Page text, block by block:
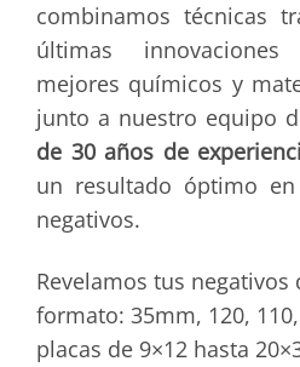
combinamos técnicas
últimas
mejores químicos y
junto a nuestro equipo
de 30 años de
un resultado óptimo
negativos.
Revelamos tus negativos
formato: 35mm, 120, 110,
placas de 9×12 hasta